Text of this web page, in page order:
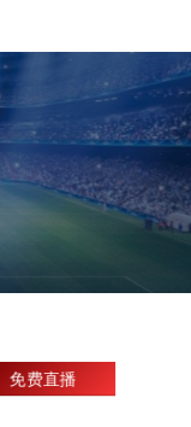
免费直播